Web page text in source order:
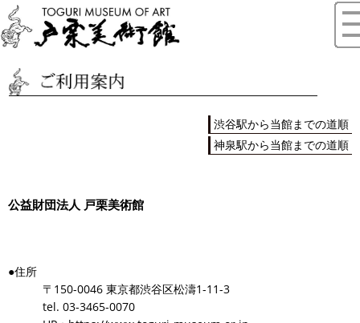
渋谷駅から当館までの道順
神泉駅から当館までの道順
公益財団法人 戸栗美術館
●住所
〒150-0046 東京都渋谷区松濤1-11-3
tel. 03-3465-0070